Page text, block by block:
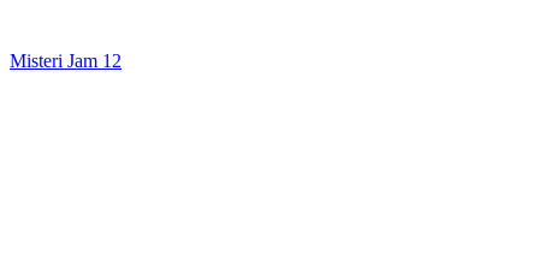
Misteri Jam 12